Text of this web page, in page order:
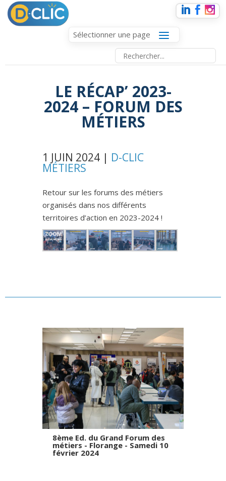
Sélectionner une page
LE RÉCAP’ 2023-
2024 – FORUM DES
MÉTIERS
1 JUIN 2024 | D-CLIC
MÉTIERS
Retour sur les forums des métiers
organisés dans nos différents
territoires d’action en 2023-2024 !
8ème Ed. du Grand Forum des
métiers - Florange - Samedi 10
février 2024